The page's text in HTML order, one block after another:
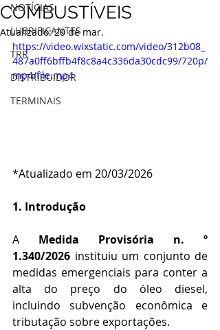
NOTÍCIAS
LUBRIFICANTES
TRR
DISTRIBUIDOR
TERMINAIS
COMBUSTÍVEIS
Atualizado:20 de mar.
https://video.wixstatic.com/video/312b08_
487a0ff6bffb4f8c8a4c336da30cdc99/720p/
mp4/file.mp4
*Atualizado em 20/03/2026
1. Introdução
A Medida Provisória n. º
1.340/2026 instituiu um conjunto de
medidas emergenciais para conter a
alta do preço do óleo diesel,
incluindo subvenção econômica e
tributação sobre exportações.